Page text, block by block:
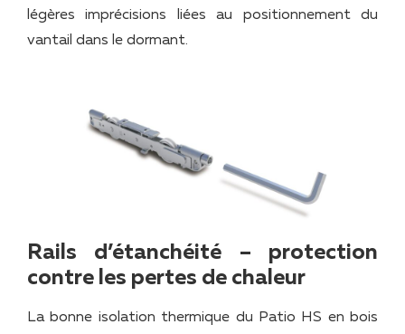
légères imprécisions liées au positionnement du
vantail dans le dormant.
Rails d’étanchéité – protection
contre les pertes de chaleur
La bonne isolation thermique du Patio HS en bois